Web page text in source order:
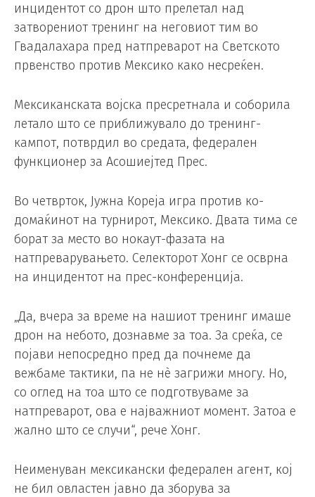
инцидентот со дрон што прелетал над
затворениот тренинг на неговиот тим во
Гвадалахара пред натпреварот на Светското
првенство против Мексико како несреќен.
Мексиканската војска пресретнала и соборила
летало што се приближувало до тренинг-
кампот, потврдил во средата, федерален
функционер за Асошиејтед Прес.
Во четврток, Јужна Кореја игра против ко-
домаќинот на турнирот, Мексико. Двата тима се
борат за место во нокаут-фазата на
натпреварувањето. Селекторот Хонг се осврна
на инцидентот на прес-конференција.
„Да, вчера за време на нашиот тренинг имаше
дрон на небото, дознавме за тоа. За среќа, се
појави непосредно пред да почнеме да
вежбаме тактики, па не нè загрижи многу. Но,
со оглед на тоа што се подготвуваме за
натпреварот, ова е најважниот момент. Затоа е
жално што се случи“, рече Хонг.
Неименуван мексикански федерален агент, кој
не бил овластен јавно да зборува за